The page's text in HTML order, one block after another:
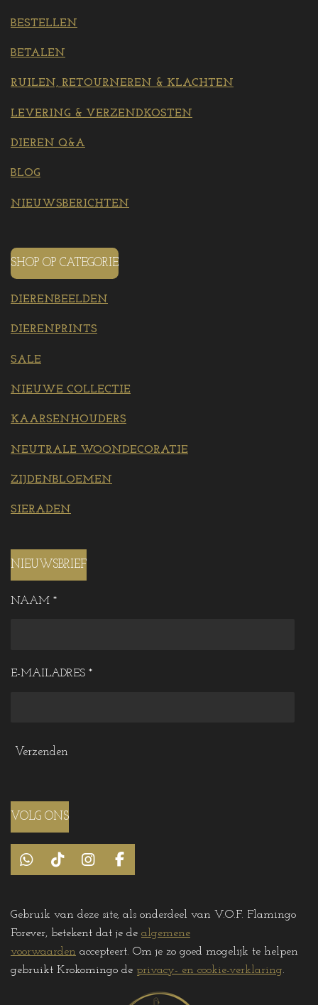
BESTELLEN
BETALEN
RUILEN, RETOURNEREN & KLACHTEN
LEVERING & VERZENDKOSTEN
DIEREN Q&A
BLOG
NIEUWSBERICHTEN
SHOP OP CATEGORIE
DIERENBEELDEN
DIERENPRINTS
SALE
NIEUWE COLLECTIE
KAARSENHOUDERS
NEUTRALE WOONDECORATIE
ZIJDENBLOEMEN
SIERADEN
NIEUWSBRIEF
NAAM *
E-MAILADRES *
Verzenden
VOLG ONS
W
A
p
T
k
I
g
r
F
b
o
o
Gebruik van deze site, als onderdeel van V.O.F. Flamingo
Forever, betekent dat je de algemene
voorwaarden accepteert. Om je zo goed mogelijk te helpen
gebruikt Krokomingo de privacy- en cookie-verklaring.